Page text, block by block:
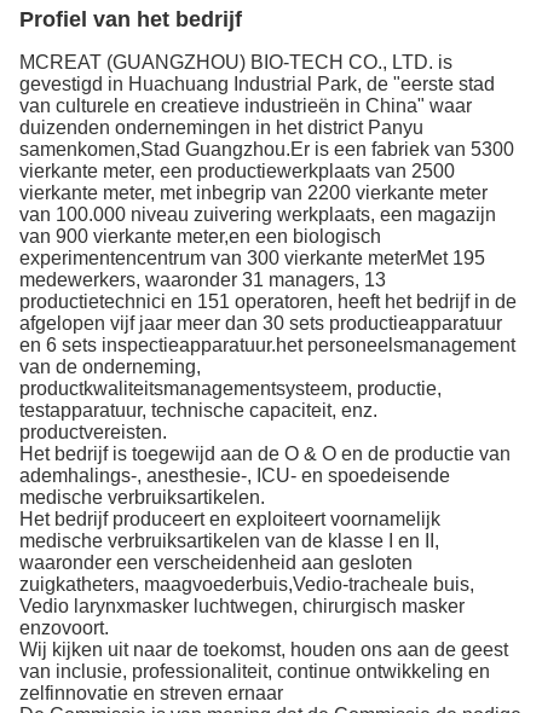
Profiel van het bedrijf
MCREAT (GUANGZHOU) BIO-TECH CO., LTD. is
gevestigd in Huachuang Industrial Park, de "eerste stad
van culturele en creatieve industrieën in China" waar
duizenden ondernemingen in het district Panyu
samenkomen,Stad Guangzhou.Er is een fabriek van 5300
vierkante meter, een productiewerkplaats van 2500
vierkante meter, met inbegrip van 2200 vierkante meter
van 100.000 niveau zuivering werkplaats, een magazijn
van 900 vierkante meter,en een biologisch
experimentencentrum van 300 vierkante meterMet 195
medewerkers, waaronder 31 managers, 13
productietechnici en 151 operatoren, heeft het bedrijf in de
afgelopen vijf jaar meer dan 30 sets productieapparatuur
en 6 sets inspectieapparatuur.het personeelsmanagement
van de onderneming,
productkwaliteitsmanagementsysteem, productie,
testapparatuur, technische capaciteit, enz.
productvereisten.
Het bedrijf is toegewijd aan de O & O en de productie van
ademhalings-, anesthesie-, ICU- en spoedeisende
medische verbruiksartikelen.
Het bedrijf produceert en exploiteert voornamelijk
medische verbruiksartikelen van de klasse I en II,
waaronder een verscheidenheid aan gesloten
zuigkatheters, maagvoederbuis,Vedio-tracheale buis,
Vedio larynxmasker luchtwegen, chirurgisch masker
enzovoort.
Wij kijken uit naar de toekomst, houden ons aan de geest
van inclusie, professionaliteit, continue ontwikkeling en
zelfinnovatie en streven ernaar